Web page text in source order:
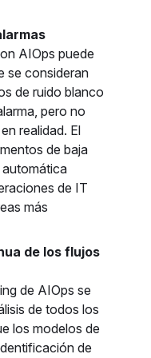
AIOps puede
se consideran
de ruido blanco
pero no
realidad. El
de baja
de IT
más
de los flujos
de AIOps se
de todos los
los modelos de
de